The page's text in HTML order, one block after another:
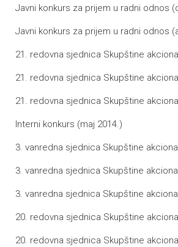
Javni konkurs za prijem u radni odnos
Javni konkurs za prijem u radni odnos
21. redovna sjednica Skupštine
21. redovna sjednica Skupštine
21. redovna sjednica Skupštine
Interni konkurs (maj 2014.)
3. vanredna sjednica Skupštine
3. vanredna sjednica Skupštine
3. vanredna sjednica Skupštine
20. redovna sjednica Skupštine
20. redovna sjednica Skupštine